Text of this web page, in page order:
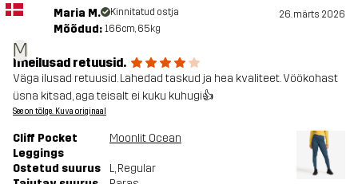
M
Maria M. Kinnitatud ostja 26. märts 2026
Mõõdud: 166cm, 65kg
Imeilusad retuusid.
Väga ilusad retuusid. Lahedad taskud ja hea kvaliteet. Vöökohast
üsna kitsad, aga teisalt ei kuku kuhugi👍
See on tõlge. Kuva originaal
Cliff Pocket
Leggings
Moonlit Ocean
Ostetud suurus L, Regular